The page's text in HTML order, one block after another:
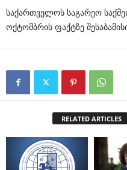
საქართველოს საგარეო
ოქტომბრის ფაქტზე
RELATED ARTICLES